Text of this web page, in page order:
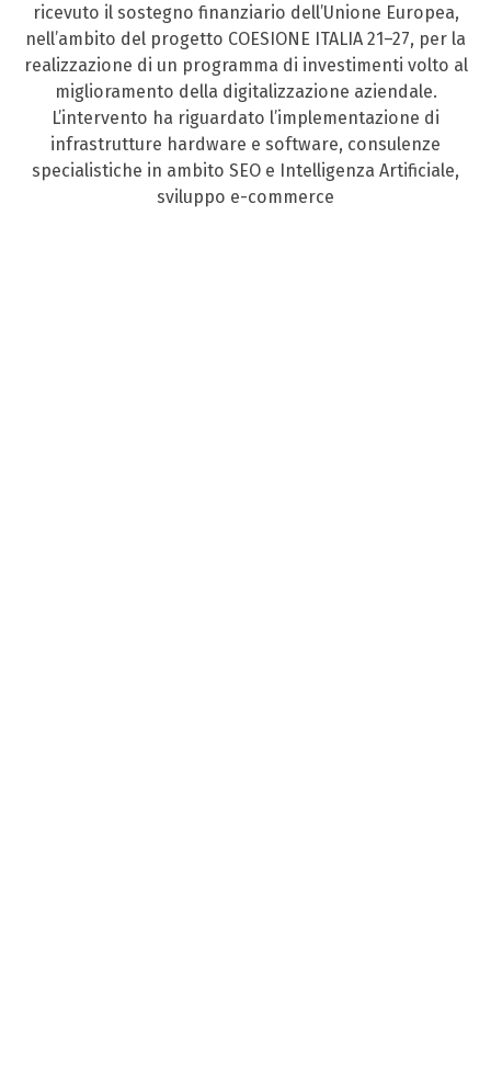
ricevuto il sostegno finanziario dell’Unione Europea,
nell’ambito del progetto COESIONE ITALIA 21–27, per la
realizzazione di un programma di investimenti volto al
miglioramento della digitalizzazione aziendale.
L’intervento ha riguardato l’implementazione di
infrastrutture hardware e software, consulenze
specialistiche in ambito SEO e Intelligenza Artificiale,
sviluppo e-commerce